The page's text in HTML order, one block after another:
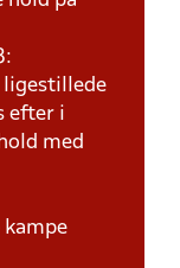
ligestillede
efter i
med